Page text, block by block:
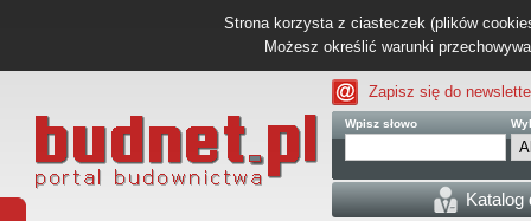
Strona korzysta z ciasteczek (plików
Możesz określić warunki
Zapisz się do
Wpisz słowo
Katalog